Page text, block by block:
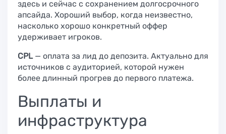
здесь и сейчас с сохранением долгосрочного
апсайда. Хороший выбор, когда неизвестно,
насколько хорошо конкретный оффер
удерживает игроков.
CPL— оплата за лид до депозита. Актуально для
источников с аудиторией, которой нужен
более длинный прогрев до первого платежа.
Выплаты и
инфраструктура